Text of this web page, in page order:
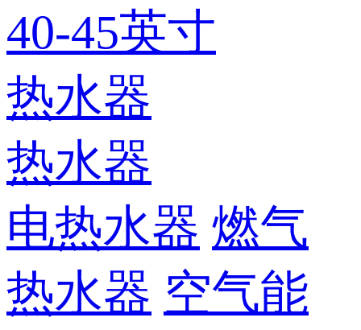
40-45英寸
热水器
热水器
电热水器 燃气
热水器 空气能